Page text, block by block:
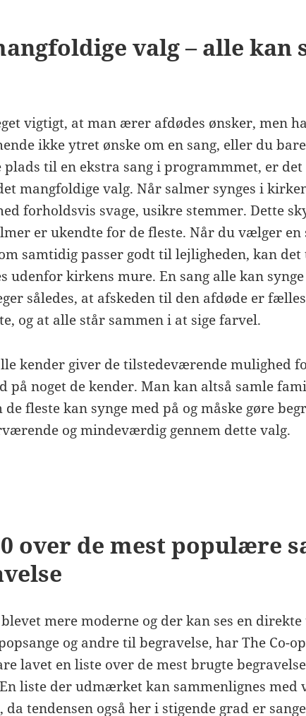
valg – alle kan
vigtigt, at man ærer afdødes ønsker, men
ikke ytret ønske om en sang, eller du
til en ekstra sang i programmmet, er det
mangfoldige valg. Når salmer synges i
forholdsvis svage, usikre stemmer. Dette
er ukendte for de fleste. Når du vælger en
samtidig passer godt til lejligheden, kan
udenfor kirkens mure. En sang alle kan
således, at afskeden til den afdøde er
og at alle står sammen i at sige farvel.
kender giver de tilstedeværende mulighed
på noget de kender. Man kan altså samle
de fleste kan synge med på og måske gøre
og mindeværdig gennem dette valg.
over de mest populære
mere moderne og der kan ses en
og andre til begravelse, har The Co-
lavet en liste over de mest brugte
liste der udmærket kan sammenlignes med
da tendensen også her i stigende grad er